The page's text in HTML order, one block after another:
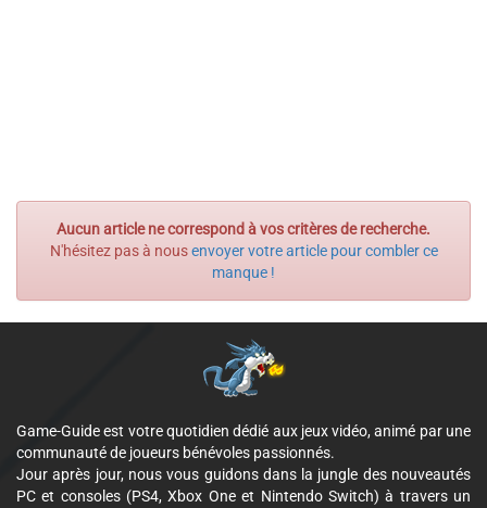
Aucun article ne correspond à vos critères de recherche.
N'hésitez pas à nousenvoyer votre article pour combler ce
manque !
Game-Guide est votre quotidien dédié aux jeux vidéo, animé par une
communauté de joueurs bénévoles passionnés.
Jour après jour, nous vous guidons dans la jungle des nouveautés
PC et consoles (PS4, Xbox One et Nintendo Switch) à travers un